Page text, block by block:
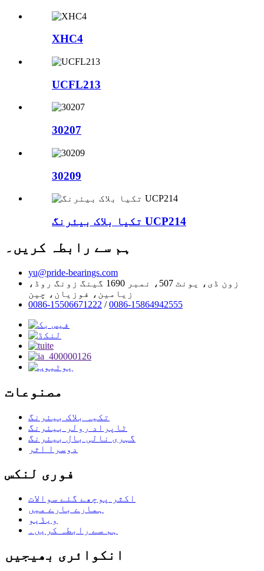
XHC4
UCFL213
30207
30209
تکیا بلاک بیئرنگ UCP214
ہم سے رابطہ کریں۔
yu@pride-bearings.com
زون ڈی، یونٹ 507، نمبر 1690 گینگ زونگ روڈ،
زیامین، فوزیان، چین
0086-15506671222 /0086-15864942555
مصنوعات
تکیہ بلاک بیئرنگ
ٹاپراد رولر بیئرنگ
گہری نالی بال بیئرنگ
دوسرا اثر
فوری لنکس
اکثر پوچھے گئے سوالات
ہمارے بارے میں
ویڈیو
ہم سے رابطہ کریں۔
انکوائری بھیجیں